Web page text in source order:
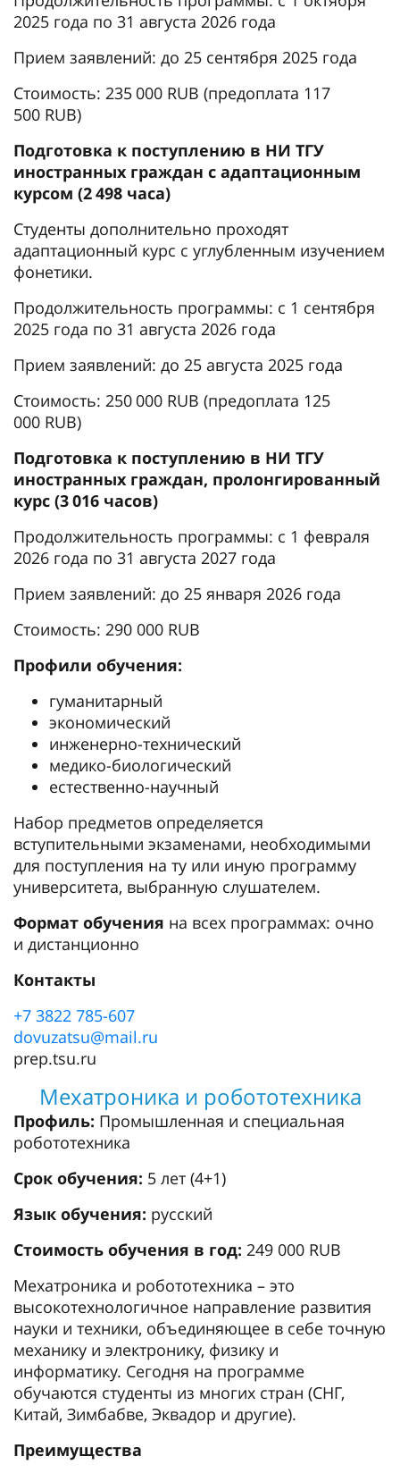
2025 года по 31 августа 2026 года
Прием заявлений: до 25 сентября 2025 года
Стоимость: 235 000 RUB (предоплата 117
500 RUB)
Подготовка к поступлению в НИ ТГУ
иностранных граждан с адаптационным
курсом (2 498 часа)
Студенты дополнительно проходят
адаптационный курс с углубленным изучением
фонетики.
Продолжительность программы: с 1 сентября
2025 года по 31 августа 2026 года
Прием заявлений: до 25 августа 2025 года
Стоимость: 250 000 RUB (предоплата 125
000 RUB)
Подготовка к поступлению в НИ ТГУ
иностранных граждан, пролонгированный
курс (3 016 часов)
Продолжительность программы: с 1 февраля
2026 года по 31 августа 2027 года
Прием заявлений: до 25 января 2026 года
Стоимость: 290 000 RUB
Профили обучения:
гуманитарный
экономический
инженерно-технический
медико-биологический
естественно-научный
Набор предметов определяется
вступительными экзаменами, необходимыми
для поступления на ту или иную программу
университета, выбранную слушателем.
Формат обучения на всех программах: очно
и дистанционно
Контакты
+7 3822 785-607
dovuzatsu@mail.ru
prep.tsu.ru
Мехатроника и робототехника
Профиль: Промышленная и специальная
робототехника
Срок обучения: 5 лет (4+1)
Язык обучения: русский
Стоимость обучения в год: 249 000 RUB
Мехатроника и робототехника – это
высокотехнологичное направление развития
науки и техники, объединяющее в себе точную
механику и электронику, физику и
информатику. Сегодня на программе
обучаются студенты из многих стран (СНГ,
Китай, Зимбабве, Эквадор и другие).
Преимущества